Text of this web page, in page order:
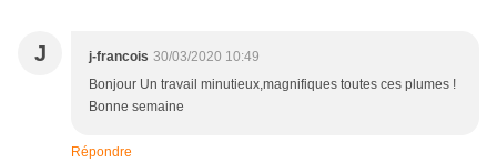
J j-francois 30/03/2020 10:49
Bonjour Un travail minutieux,magnifiques toutes ces plumes !
Bonne semaine
Répondre